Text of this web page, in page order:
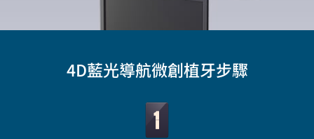
4D藍光導航微創植牙步驟